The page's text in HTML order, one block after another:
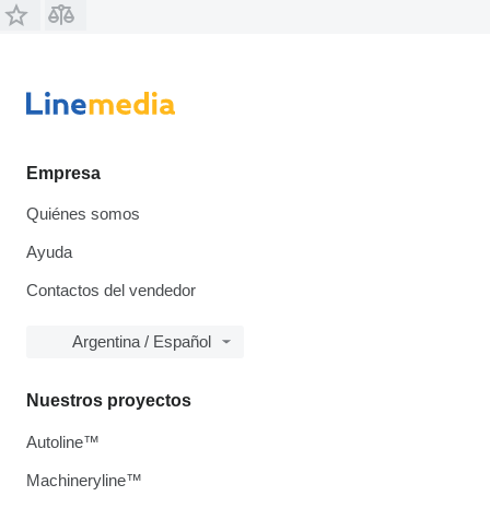
Empresa
Quiénes somos
Ayuda
Contactos del vendedor
Argentina / Español
Nuestros proyectos
Autoline™
Machineryline™